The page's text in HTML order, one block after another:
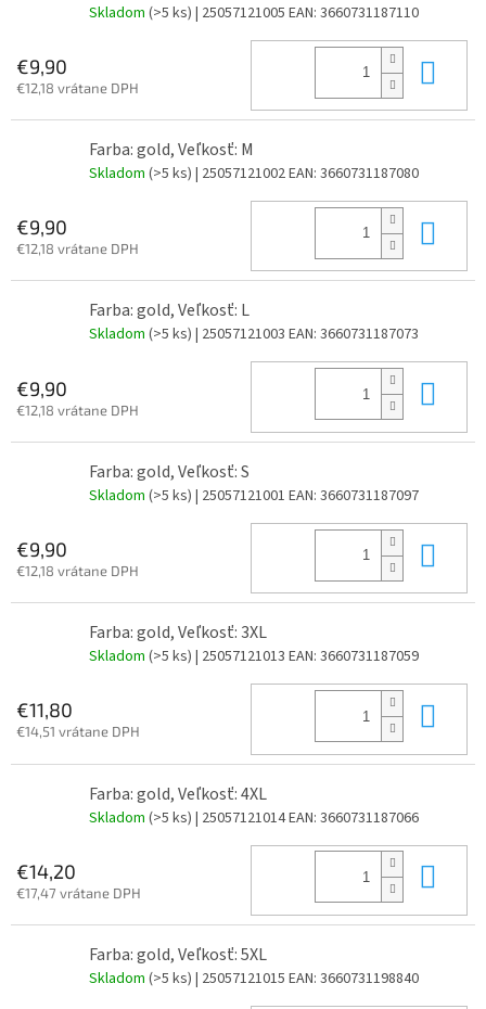
Skladom (>5 ks) | 25057121005 EAN: 3660731187110
€9,90
€12,18 vrátane DPH
Farba: gold, Veľkosť: M
Skladom (>5 ks) | 25057121002EAN: 3660731187080
€9,90
€12,18 vrátane DPH
Farba: gold, Veľkosť: L
Skladom (>5 ks) | 25057121003 EAN: 3660731187073
€9,90
€12,18 vrátane DPH
Farba: gold, Veľkosť: S
Skladom (>5 ks) | 25057121001 EAN: 3660731187097
€9,90
€12,18 vrátane DPH
Farba: gold, Veľkosť: 3XL
Skladom (>5 ks) | 25057121013 EAN: 3660731187059
€11,80
€14,51 vrátane DPH
Farba: gold, Veľkosť: 4XL
Skladom (>5 ks) | 25057121014EAN: 3660731187066
€14,20
€17,47 vrátane DPH
Farba: gold, Veľkosť: 5XL
Skladom (>5 ks) | 25057121015 EAN: 3660731198840